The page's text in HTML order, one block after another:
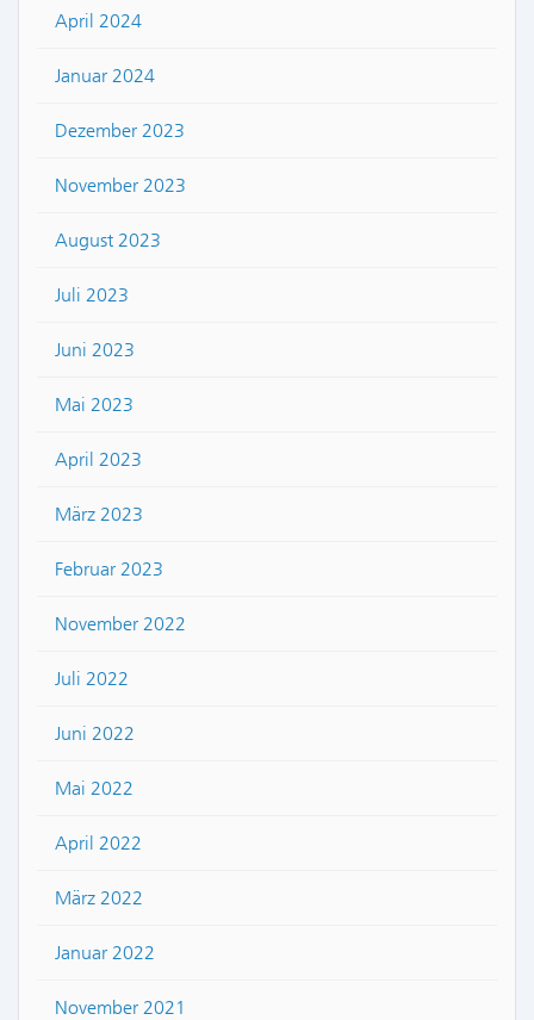
April 2024
Januar 2024
Dezember 2023
November 2023
August 2023
Juli 2023
Juni 2023
Mai 2023
April 2023
März 2023
Februar 2023
November 2022
Juli 2022
Juni 2022
Mai 2022
April 2022
März 2022
Januar 2022
November 2021